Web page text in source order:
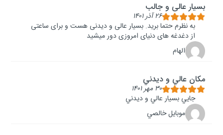
بسیار عالی و جالب
۲۶ آذر ۱۴۰۱
به نظرم حتما برید. بسیار عالی و دیدنی هست و برای ساعتی
از دغدغه های دنیای امروزی دور میشید
الهام
مكان عالي و ديدني
۳۰ مهر ۱۴۰۱
جايي بسيار عالي و ديدني
موبايل خالصي